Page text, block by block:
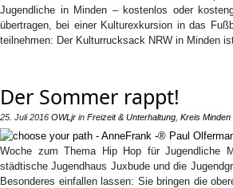
Jugendliche in Minden – kostenlos oder
übertragen, bei einer Kulturexkursion in das
teilnehmen: Der Kulturrucksack NRW in Minden
Der Sommer rappt!
25. Juli 2016 OWLjr in Freizeit & Unterhaltung Kreis
Woche zum Thema Hip Hop für Jugendliche
städtische Jugendhaus Juxbude und die
Besonderes einfallen lassen: Sie bringen die